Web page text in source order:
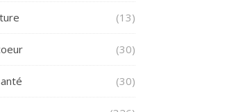
(13)
(30)
(30)